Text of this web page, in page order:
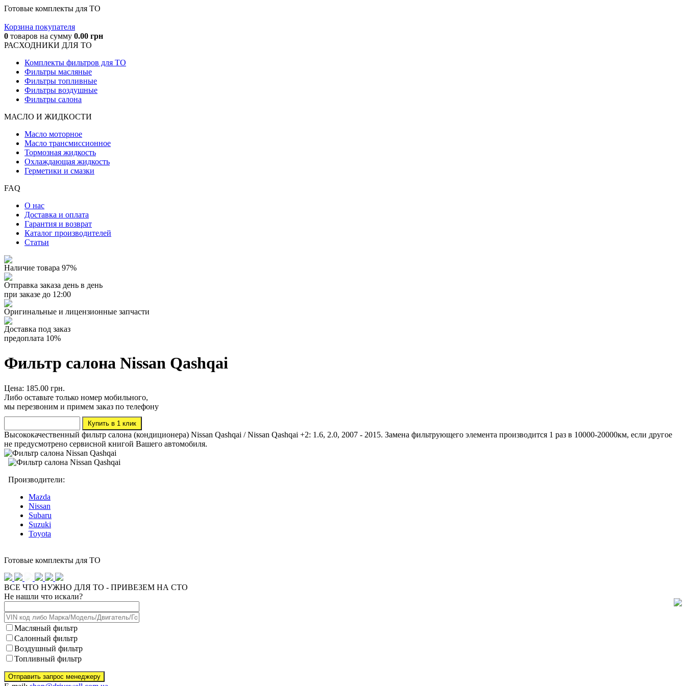
Готовые комплекты для ТО
Корзина покупателя
0 товаров на сумму 0.00 грн
РАСХОДНИКИ ДЛЯ ТО
Комплекты фильтров для ТО
Фильтры масляные
Фильтры топливные
Фильтры воздушные
Фильтры салона
МАСЛО И ЖИДКОCТИ
Масло моторное
Масло трансмиссионное
Тормозная жидкость
Охлаждающая жидкость
Герметики и смазки
FAQ
О нас
Доставка и оплата
Гарантия и возврат
Каталог производителей
Статьи
Наличие товара 97%
Отправка заказа день в день
при заказе до 12:00
Оригинальные и лицензионные запчасти
Доставка под заказ
предоплата 10%
Фильтр салона Nissan Qashqai
Цена: 185.00 грн.
Либо оставьте только номер мобильного,
мы перезвоним и примем заказ по телефону
Высококачественный фильтр салона (кондиционера) Nissan Qashqai / Nissan Qashqai +2: 1.6, 2.0, 2007 - 2015. Замена фильтрующего элемента производится 1 раз в 10000-20000км, если другое
не предусмотрено сервисной книгой Вашего автомобиля.
Производители:
Mazda
Nissan
Subaru
Suzuki
Toyota
Готовые комплекты для ТО
ВСЕ ЧТО НУЖНО ДЛЯ ТО - ПРИВЕЗЕМ НА СТО
Не нашли что искали?
Масляный фильтр
Салонный фильтр
Воздушный фильтр
Топливный фильтр